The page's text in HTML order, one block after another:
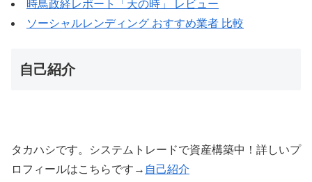
時鳥政経レポート「天の時」 レビュー
ソーシャルレンディング おすすめ業者 比較
自己紹介
タカハシです。システムトレードで資産構築中！詳しいプ
ロフィールはこちらです→ 自己紹介